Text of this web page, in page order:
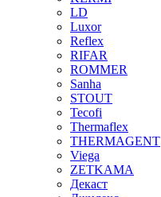
LD
Luxor
Reflex
RIFAR
ROMMER
Sanha
STOUT
Tecofi
Thermaflex
THERMAGENT
Viega
ZETKAMA
Декаст